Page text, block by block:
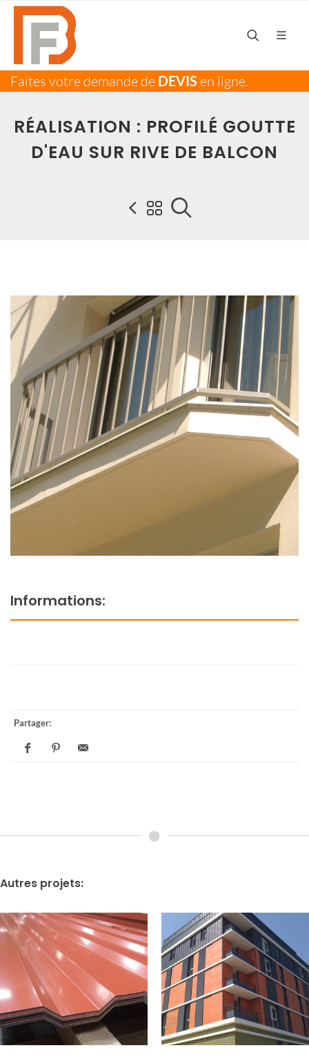
Faites votre demande de DEVIS en ligne.
RÉALISATION : PROFILÉ GOUTTE
D'EAU SUR RIVE DE BALCON
Informations:
Partager:
Autres projets: